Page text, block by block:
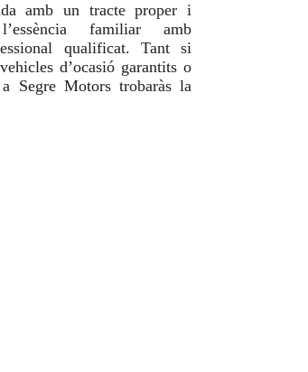
amb un tracte proper i
familiar amb
qualificat. Tant si
d’ocasió garantits o
Segre Motors trobaràs la